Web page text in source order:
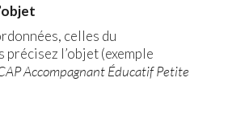
celles du
l’objet (exemple
Accompagnant Éducatif Petite